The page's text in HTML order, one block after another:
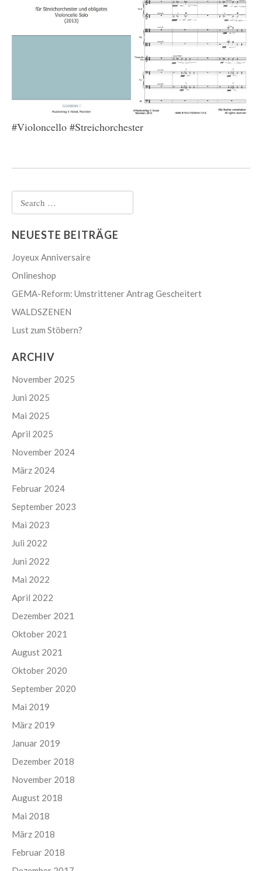
#Violoncello #Streichorchester
for:
NEUESTE BEITRÄGE
Joyeux Anniversaire
Onlineshop
GEMA-Reform: Umstrittener Antrag Gescheitert
WALDSZENEN
Lust zum Stöbern?
ARCHIV
November 2025
Juni 2025
Mai 2025
April 2025
November 2024
März 2024
Februar 2024
September 2023
Mai 2023
Juli 2022
Juni 2022
Mai 2022
April 2022
Dezember 2021
Oktober 2021
August 2021
Oktober 2020
September 2020
Mai 2019
März 2019
Januar 2019
Dezember 2018
November 2018
August 2018
Mai 2018
März 2018
Februar 2018